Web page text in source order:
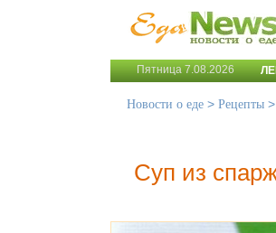
Пятница 7.08.2026
Новости о еде > Рецепты >
Суп из